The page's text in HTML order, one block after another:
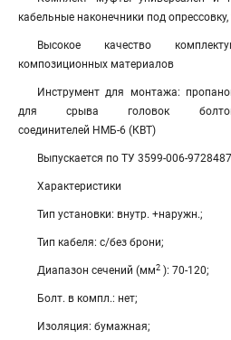
кабельные наконечники под
Высокое качество
композиционных материалов
Инструмент для монтажа:
для срыва головок
соединителей НМБ-6 (КВТ)
Выпускается по ТУ 3599-006-
Характеристики
Тип установки: внутр. +наружн.;
Тип кабеля: с/без брони;
Диапазон сечений (мм2 ): 70-120;
Болт. в компл.: нет;
Изоляция: бумажная;